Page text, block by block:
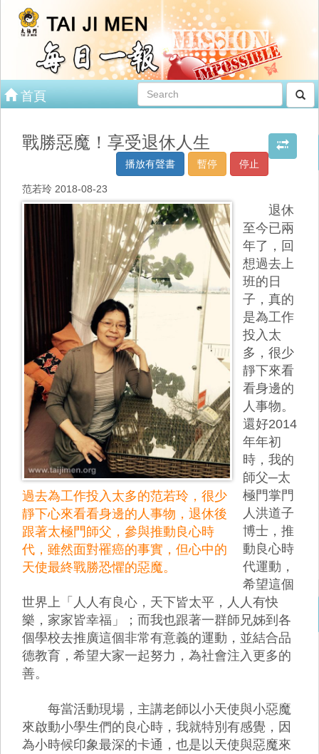
首頁
戰勝惡魔！享受退休人生
停止
暫停
播放有聲書
范若玲 2018-08-23
過去為工作投入太多的范若玲，很少
靜下心來看看身邊的人事物，退休後
跟著太極門師父，參與推動良心時
代，雖然面對罹癌的事實，但心中的
天使最終戰勝恐懼的惡魔。
退休
至今已兩
年了，回
想過去上
班的日
子，真的
是為工作
投入太
多，很少
靜下來看
看身邊的
人事物。
還好2014
年年初
時，我的
師父─太
極門掌門
人洪道子
博士，推
動良心時
代運動，
希望這個
世界上「人人有良心，天下皆太平，人人有快
樂，家家皆幸福」；而我也跟著一群師兄姊到各
個學校去推廣這個非常有意義的運動，並結合品
德教育，希望大家一起努力，為社會注入更多的
善。
每當活動現場，主講老師以小天使與小惡魔
來啟動小學生們的良心時，我就特別有感覺，因
為小時候印象最深的卡通，也是以天使與惡魔來